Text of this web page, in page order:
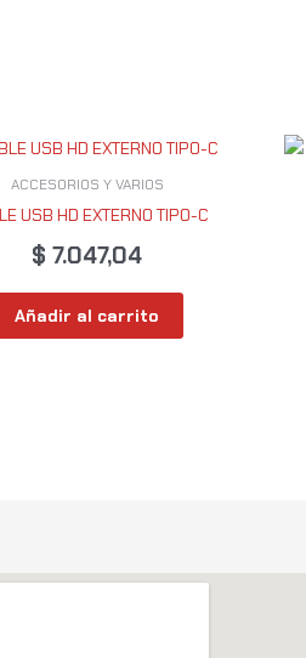
ACCESORIOS Y VARIOS
USB HD EXTERNO TIPO-C
$ 7.047,04
Añadir al carrito